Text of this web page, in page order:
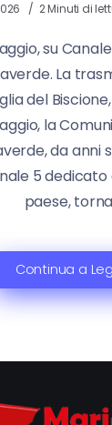
2 Minuti di
su
La
del Biscione,
la
da anni
5
paese,
Continua a